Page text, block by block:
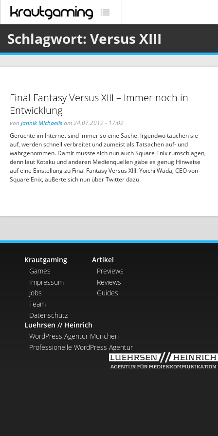
Schlagwort: Versus XIII
Final Fantasy Versus XIII – Immer noch in
Entwicklung
von Jannik Michaelisam 24.07.2012 - 17:02
Gerüchte im Internet sind immer so eine Sache. Irgendwo tauchen sie
auf, werden schnell verbreitet und zumeist als Tatsachen auf- und
wahrgenommen. Damit musste sich nun auch Square Enix rumschlagen,
denn laut Kotaku und anderen Medienquellen gäbe es genug Hinweise
auf eine Einstellung zu Final Fantasy Versus XIII. Yoichi Wada, CEO von
Square Enix, äußerte sich nun über Twitter dazu.
Krautgaming
Games
Impressum
Jobs
Team
Datenschutz
Artikel
Previews
Reviews
Guides
Luehrsen // Heinrich
WordPress Agentur München
Professionelle WordPress Agentur